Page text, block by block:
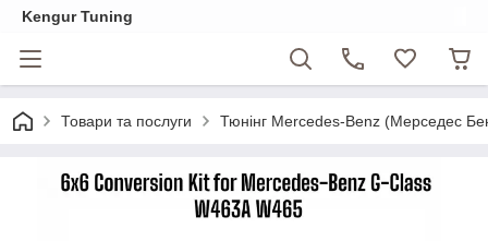
Kengur Tuning
Товари та послуги Тюнінг Mercedes-Benz (Мерседес